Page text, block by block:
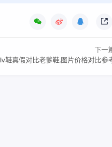
下一
lv鞋真假对比老爹鞋,图片价格对比参